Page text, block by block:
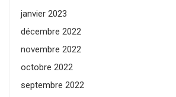
janvier 2023
décembre 2022
novembre 2022
octobre 2022
septembre 2022